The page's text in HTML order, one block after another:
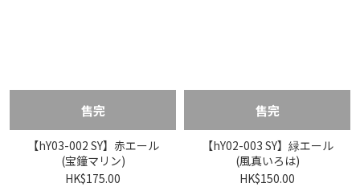
售完
【hY03-002 SY】赤エール
(宝鐘マリン)
HK$175.00
售完
【hY02-003 SY】緑エール
(風真いろは)
HK$150.00